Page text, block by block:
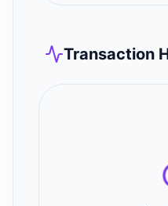
Transaction